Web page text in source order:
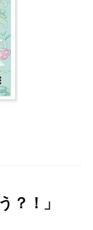
？！」